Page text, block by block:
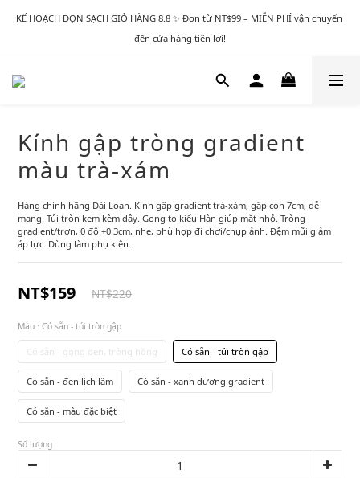
KẾ HOẠCH DỌN SẠCH GIỎ HÀNG 8.8 ✨ Đơn từ NT$99 – MIỄN PHÍ vận chuyển
đến cửa hàng tiện lợi!
Kính gập tròng gradient
màu trà-xám
Hàng chính hãng Đài Loan. Kính gập gradient trà-xám, gập còn 7cm, dễ
mang. Túi tròn kem kèm dây. Gọng to kiểu Hàn giúp mặt nhỏ. Tròng
gradient/trơn, 0 độ +0.3cm, nhẹ, phù hợp đi chơi/chụp ảnh. Đệm mũi giảm
áp lực. Dùng làm phụ kiện.
NT$159 NT$220
Màu : Có sẵn - túi tròn gập
Có sẵn - gọng đen, tròng hồng Có sẵn - túi tròn gập
Có sẵn - đen lịch lãm Có sẵn - xanh dương gradient
Có sẵn - màu đặc biệt
Số lượng